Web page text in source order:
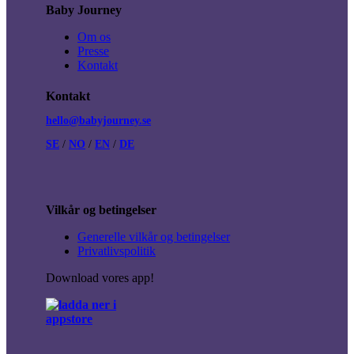
Baby Journey
Om os
Presse
Kontakt
Kontakt
hello@babyjourney.se
SE / NO / EN / DE
Vilkår og betingelser
Generelle vilkår og betingelser
Privatlivspolitik
Download vores app!